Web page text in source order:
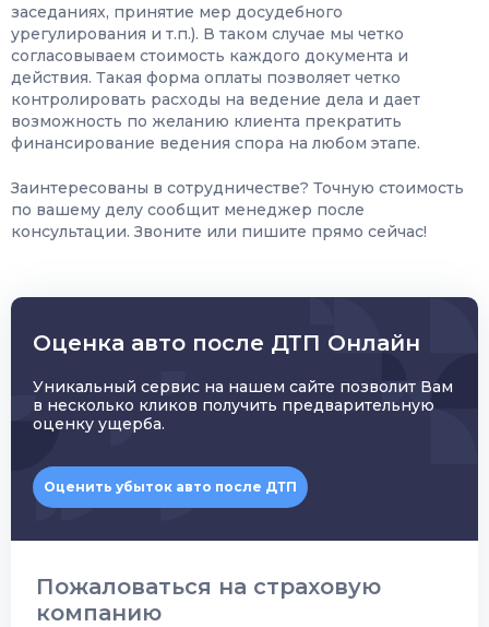
заседаниях, принятие мер досудебного
урегулирования и т.п.). В таком случае мы четко
согласовываем стоимость каждого документа и
действия. Такая форма оплаты позволяет четко
контролировать расходы на ведение дела и дает
возможность по желанию клиента прекратить
финансирование ведения спора на любом этапе.
Заинтересованы в сотрудничестве? Точную стоимость
по вашему делу сообщит менеджер после
консультации. Звоните или пишите прямо сейчас!
Оценка авто после ДТП Онлайн
Уникальный сервис на нашем сайте позволит Вам
в несколько кликов получить предварительную
оценку ущерба.
Оценить убыток авто после ДТП
Пожаловаться на страховую
компанию